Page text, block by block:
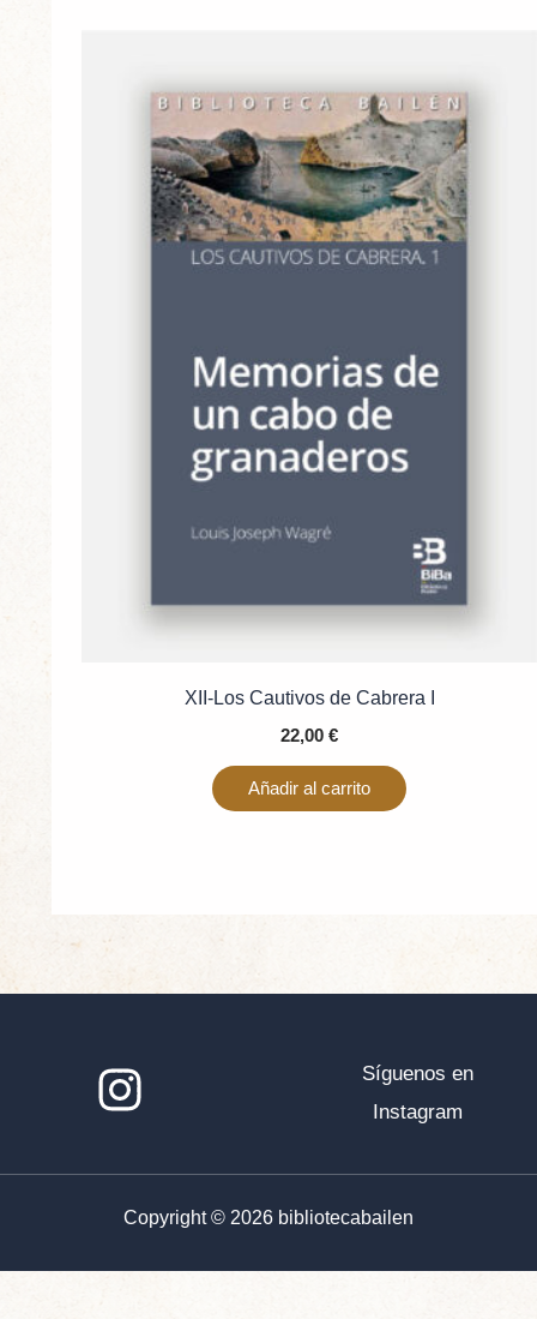
XII-Los Cautivos de Cabrera I
22,00€
Añadir al carrito
Síguenos en
Instagram
Copyright © 2026 bibliotecabailen